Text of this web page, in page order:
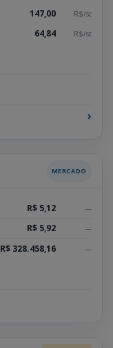
147,00 R$/sc
64,84 R$/sc
›
MERCADO
R$ 5,12 —
R$ 5,92 —
R$ 328.458,16 —